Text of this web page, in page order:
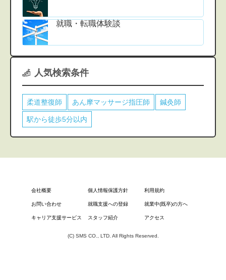
就職・転職体験談
人気検索条件
柔道整復師 あん摩マッサージ指圧師 鍼灸師
駅から徒歩5分以内
会社概要 個人情報保護方針 利用規約
お問い合わせ 就職支援への登録 就業中(既卒)の方へ
キャリア支援サービス スタッフ紹介 アクセス
(C) SMS CO., LTD. All Rights Reserved.